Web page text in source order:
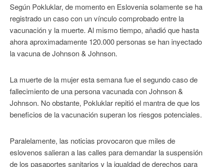
Según Pokluklar, de momento en Eslovenia solamente se ha
registrado un caso con un vínculo comprobado entre la
vacunación y la muerte. Al mismo tiempo, añadió que hasta
ahora aproximadamente 120.000 personas se han inyectado
la vacuna de Johnson & Johnson.
La muerte de la mujer esta semana fue el segundo caso de
fallecimiento de una persona vacunada con Johnson &
Johnson. No obstante, Pokluklar repitió el mantra de que los
beneficios de la vacunación superan los riesgos potenciales.
Paralelamente, las noticias provocaron que miles de
eslovenos salieran a las calles para demandar la suspensión
de los pasaportes sanitarios y la igualdad de derechos para